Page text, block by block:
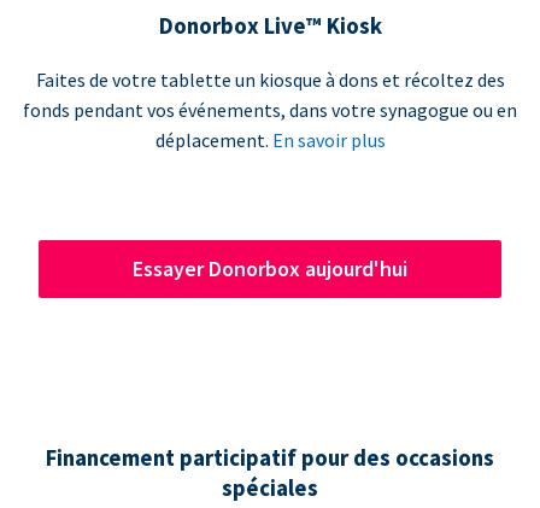
Donorbox Live™ Kiosk
Faites de votre tablette un kiosque à dons et récoltez des
fonds pendant vos événements, dans votre synagogue ou en
déplacement. En savoir plus
Essayer Donorbox aujourd'hui
Financement participatif pour des occasions
spéciales